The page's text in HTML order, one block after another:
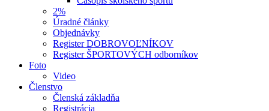
2%
Úradné články
Objednávky
Register DOBROVOĽNÍKOV
Register ŠPORTOVÝCH odborníkov
Foto
Video
Členstvo
Členská základňa
Registrácia